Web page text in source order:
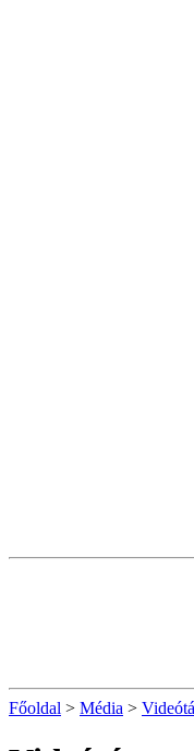
Főoldal > Média >